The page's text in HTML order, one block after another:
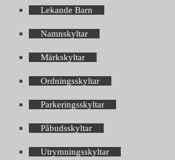
Lekande Barn
Namnskyltar
Märkskyltar
Ordningsskyltar
Parkeringsskyltar
Påbudsskyltar
Utrymningsskyltar